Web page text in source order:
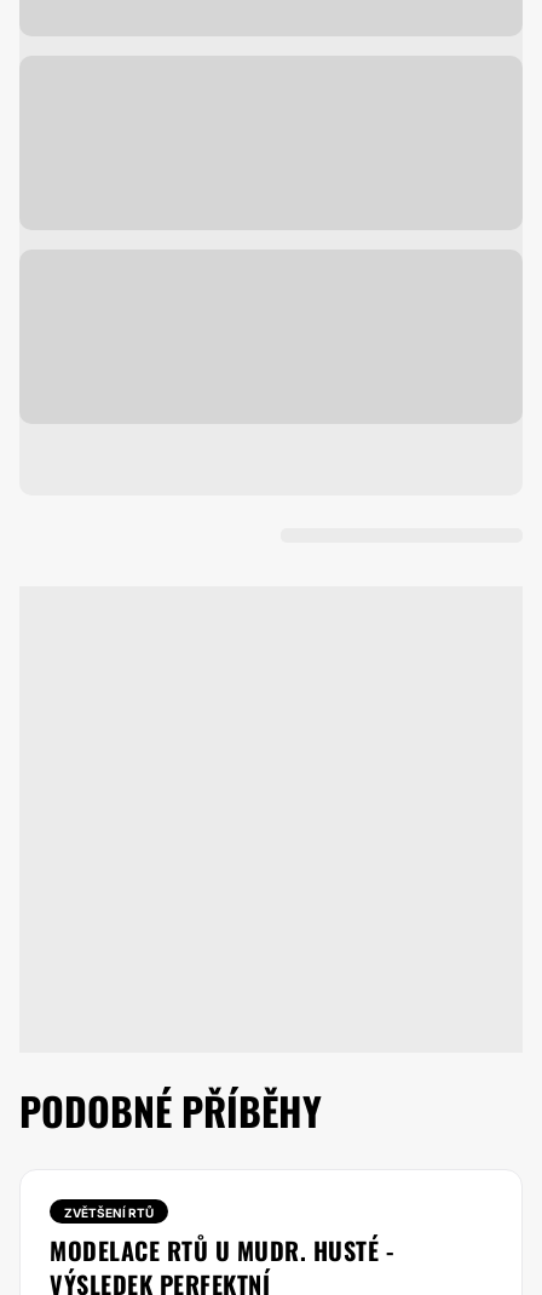
PODOBNÉ PŘÍBĚHY
ZVĚTŠENÍ RTŮ
MODELACE RTŮ U MUDR. HUSTÉ -
VÝSLEDEK PERFEKTNÍ